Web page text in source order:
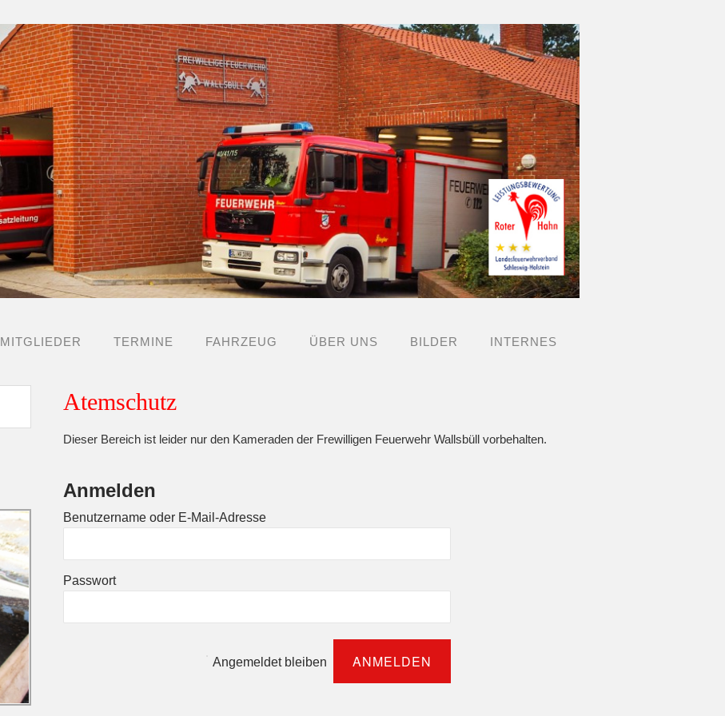
MITGLIEDER TERMINE FAHRZEUG ÜBER UNS BILDER INTERNES
Atemschutz
Dieser Bereich ist leider nur den Kameraden der Frewilligen Feuerwehr Wallsbüll vorbehalten.
Anmelden
Benutzername oder E-Mail-Adresse
Passwort
Angemeldet bleiben